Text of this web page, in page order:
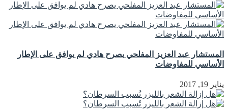
المستشار عبد العزيز المفلحي يصرح هادي لم يوافق على الإطار
الأساسي للمفاوضات
يناير 19, 2017